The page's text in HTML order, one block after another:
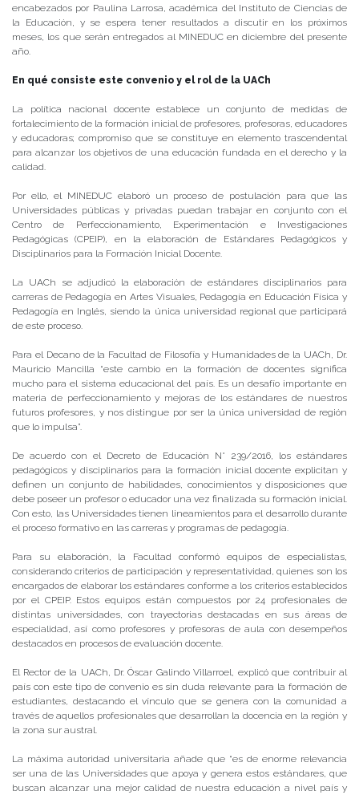
encabezados por Paulina Larrosa, académica del Instituto de Ciencias de
la Educación, y se espera tener resultados a discutir en los próximos
meses, los que serán entregados al MINEDUC en diciembre del presente
año.
En qué consiste este convenio y el rol de la UACh
La política nacional docente establece un conjunto de medidas de
fortalecimiento de la formación inicial de profesores, profesoras, educadores
y educadoras; compromiso que se constituye en elemento trascendental
para alcanzar los objetivos de una educación fundada en el derecho y la
calidad.
Por ello, el MINEDUC elaboró un proceso de postulación para que las
Universidades públicas y privadas puedan trabajar en conjunto con el
Centro de Perfeccionamiento, Experimentación e Investigaciones
Pedagógicas (CPEIP), en la elaboración de Estándares Pedagógicos y
Disciplinarios para la Formación Inicial Docente.
La UACh se adjudicó la elaboración de estándares disciplinarios para
carreras de Pedagogía en Artes Visuales, Pedagogía en Educación Física y
Pedagogía en Inglés, siendo la única universidad regional que participará
de este proceso.
Para el Decano de la Facultad de Filosofía y Humanidades de la UACh, Dr.
Mauricio Mancilla “este cambio en la formación de docentes significa
mucho para el sistema educacional del país. Es un desafío importante en
materia de perfeccionamiento y mejoras de los estándares de nuestros
futuros profesores, y nos distingue por ser la única universidad de región
que lo impulsa”.
De acuerdo con el Decreto de Educación N° 239/2016, los estándares
pedagógicos y disciplinarios para la formación inicial docente explicitan y
definen un conjunto de habilidades, conocimientos y disposiciones que
debe poseer un profesor o educador una vez finalizada su formación inicial.
Con esto, las Universidades tienen lineamientos para el desarrollo durante
el proceso formativo en las carreras y programas de pedagogía.
Para su elaboración, la Facultad conformó equipos de especialistas,
considerando criterios de participación y representatividad, quienes son los
encargados de elaborar los estándares conforme a los criterios establecidos
por el CPEIP. Estos equipos están compuestos por 24 profesionales de
distintas universidades, con trayectorias destacadas en sus áreas de
especialidad, así como profesores y profesoras de aula con desempeños
destacados en procesos de evaluación docente.
El Rector de la UACh, Dr. Óscar Galindo Villarroel, explicó que contribuir al
país con este tipo de convenio es sin duda relevante para la formación de
estudiantes, destacando el vínculo que se genera con la comunidad a
través de aquellos profesionales que desarrollan la docencia en la región y
la zona sur austral.
La máxima autoridad universitaria añade que “es de enorme relevancia
ser una de las Universidades que apoya y genera estos estándares, que
buscan alcanzar una mejor calidad de nuestra educación a nivel país y